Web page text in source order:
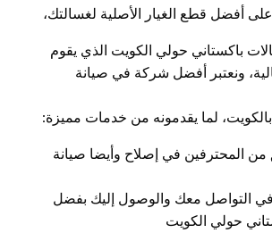
أفضل قطع الغيار الأصلية لغسالتك،
باكستاني حولي الكويت الذي يقوم
ونعتبر أفضل شركة في صيانة
لما يقدمونه من خدمات مميزة:
المحترفين في إصلاح وأيضا صيانة
في التواصل معك والوصول إليك بفضل
حولي الكويت